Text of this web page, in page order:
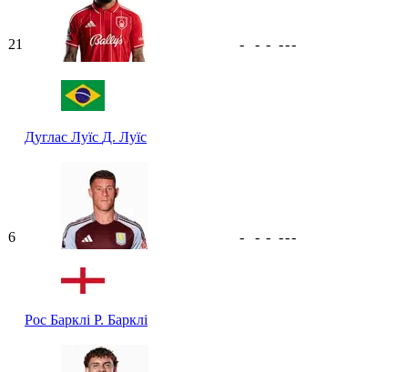
21
Дуглас Луїс Д. Луїс
- - - ---
6
Рос Барклі Р. Барклі
- - - ---